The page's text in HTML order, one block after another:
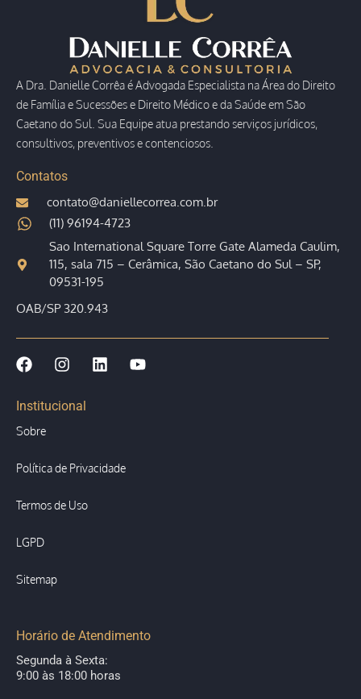
A Dra. Danielle Corrêa é Advogada Especialista na Área do Direito
de Família e Sucessões e Direito Médico e da Saúde em São
Caetano do Sul. Sua Equipe atua prestando serviços jurídicos,
consultivos, preventivos e contenciosos.
Institucional
Sobre
Política de Privacidade
Termos de Uso
LGPD
Sitemap
Contatos
contato@daniellecorrea.com.br
(11) 96194-4723
Sao International Square Torre Gate Alameda Caulim,
115, sala 715 – Cerâmica, São Caetano do Sul – SP,
09531-195
OAB/SP 320.943
Horário de Atendimento
Segunda à Sexta:
9:00 às 18:00 horas